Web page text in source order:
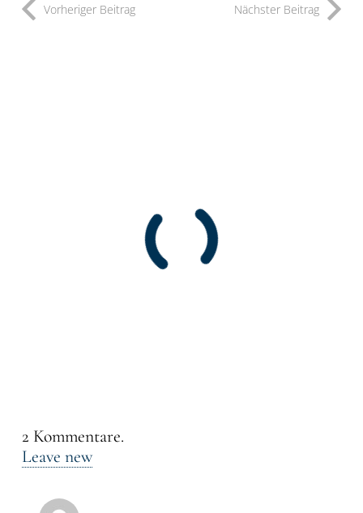
Vorheriger Beitrag Nächster Beitrag
2 Kommentare.
Leave new